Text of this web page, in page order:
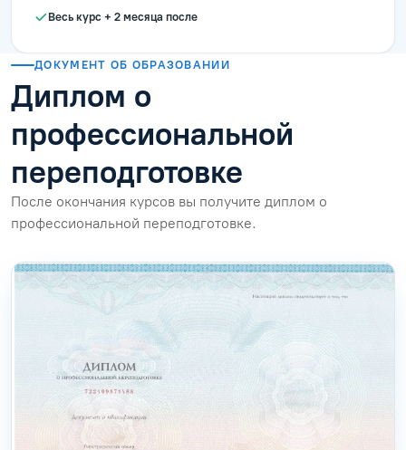
Весь курс + 2 месяца после
ДОКУМЕНТ ОБ ОБРАЗОВАНИИ
Диплом о
профессиональной
переподготовке
После окончания курсов вы получите диплом о
профессиональной переподготовке.